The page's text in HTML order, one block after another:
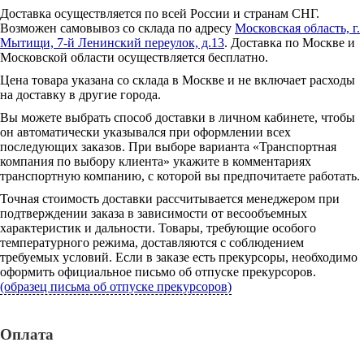
Доставка осуществляется по всей России и странам СНГ.
Возможен самовывоз со склада по адресу Московская область, г.
Мытищи, 7-й Ленинский переулок, д.13. Доставка по Москве и
Московской области осуществляется бесплатно.
Цена товара указана со склада в Москве и не включает расходы
на доставку в другие города.
Вы можете выбрать способ доставки в личном кабинете, чтобы
он автоматически указывался при оформлении всех
последующих заказов. При выборе варианта «Транспортная
компания по выбору клиента» укажите в комментариях
транспортную компанию, с которой вы предпочитаете работать.
Точная стоимость доставки рассчитывается менеджером при
подтверждении заказа в зависимости от весообъемных
характеристик и дальности. Товары, требующие особого
температурного режима, доставляются с соблюдением
требуемых условий. Если в заказе есть прекурсоры, необходимо
оформить официальное письмо об отпуске прекурсоров.
(образец письма об отпуске прекурсоров)
Оплата